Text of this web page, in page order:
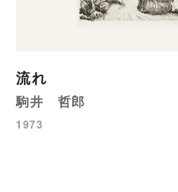
流れ
駒井 哲郎
1973